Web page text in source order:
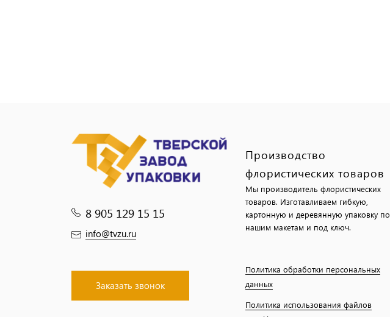
8 905 129 15 15
info@tvzu.ru
Заказать звонок
Производство
флористических товаров
Мы производитель флористических
товаров. Изготавливаем гибкую,
картонную и деревянную упаковку по
нашим макетам и под ключ.
Политика обработки персональных
данных
Политика использования файлов